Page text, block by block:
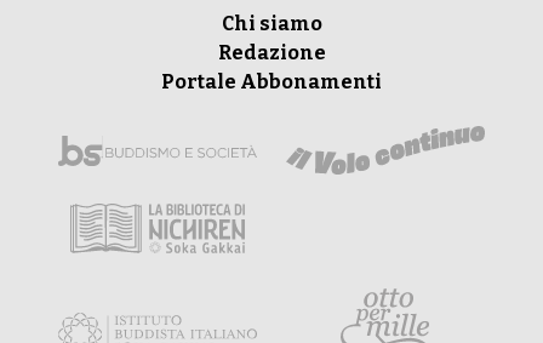
Chi siamo
Redazione
Portale Abbonamenti